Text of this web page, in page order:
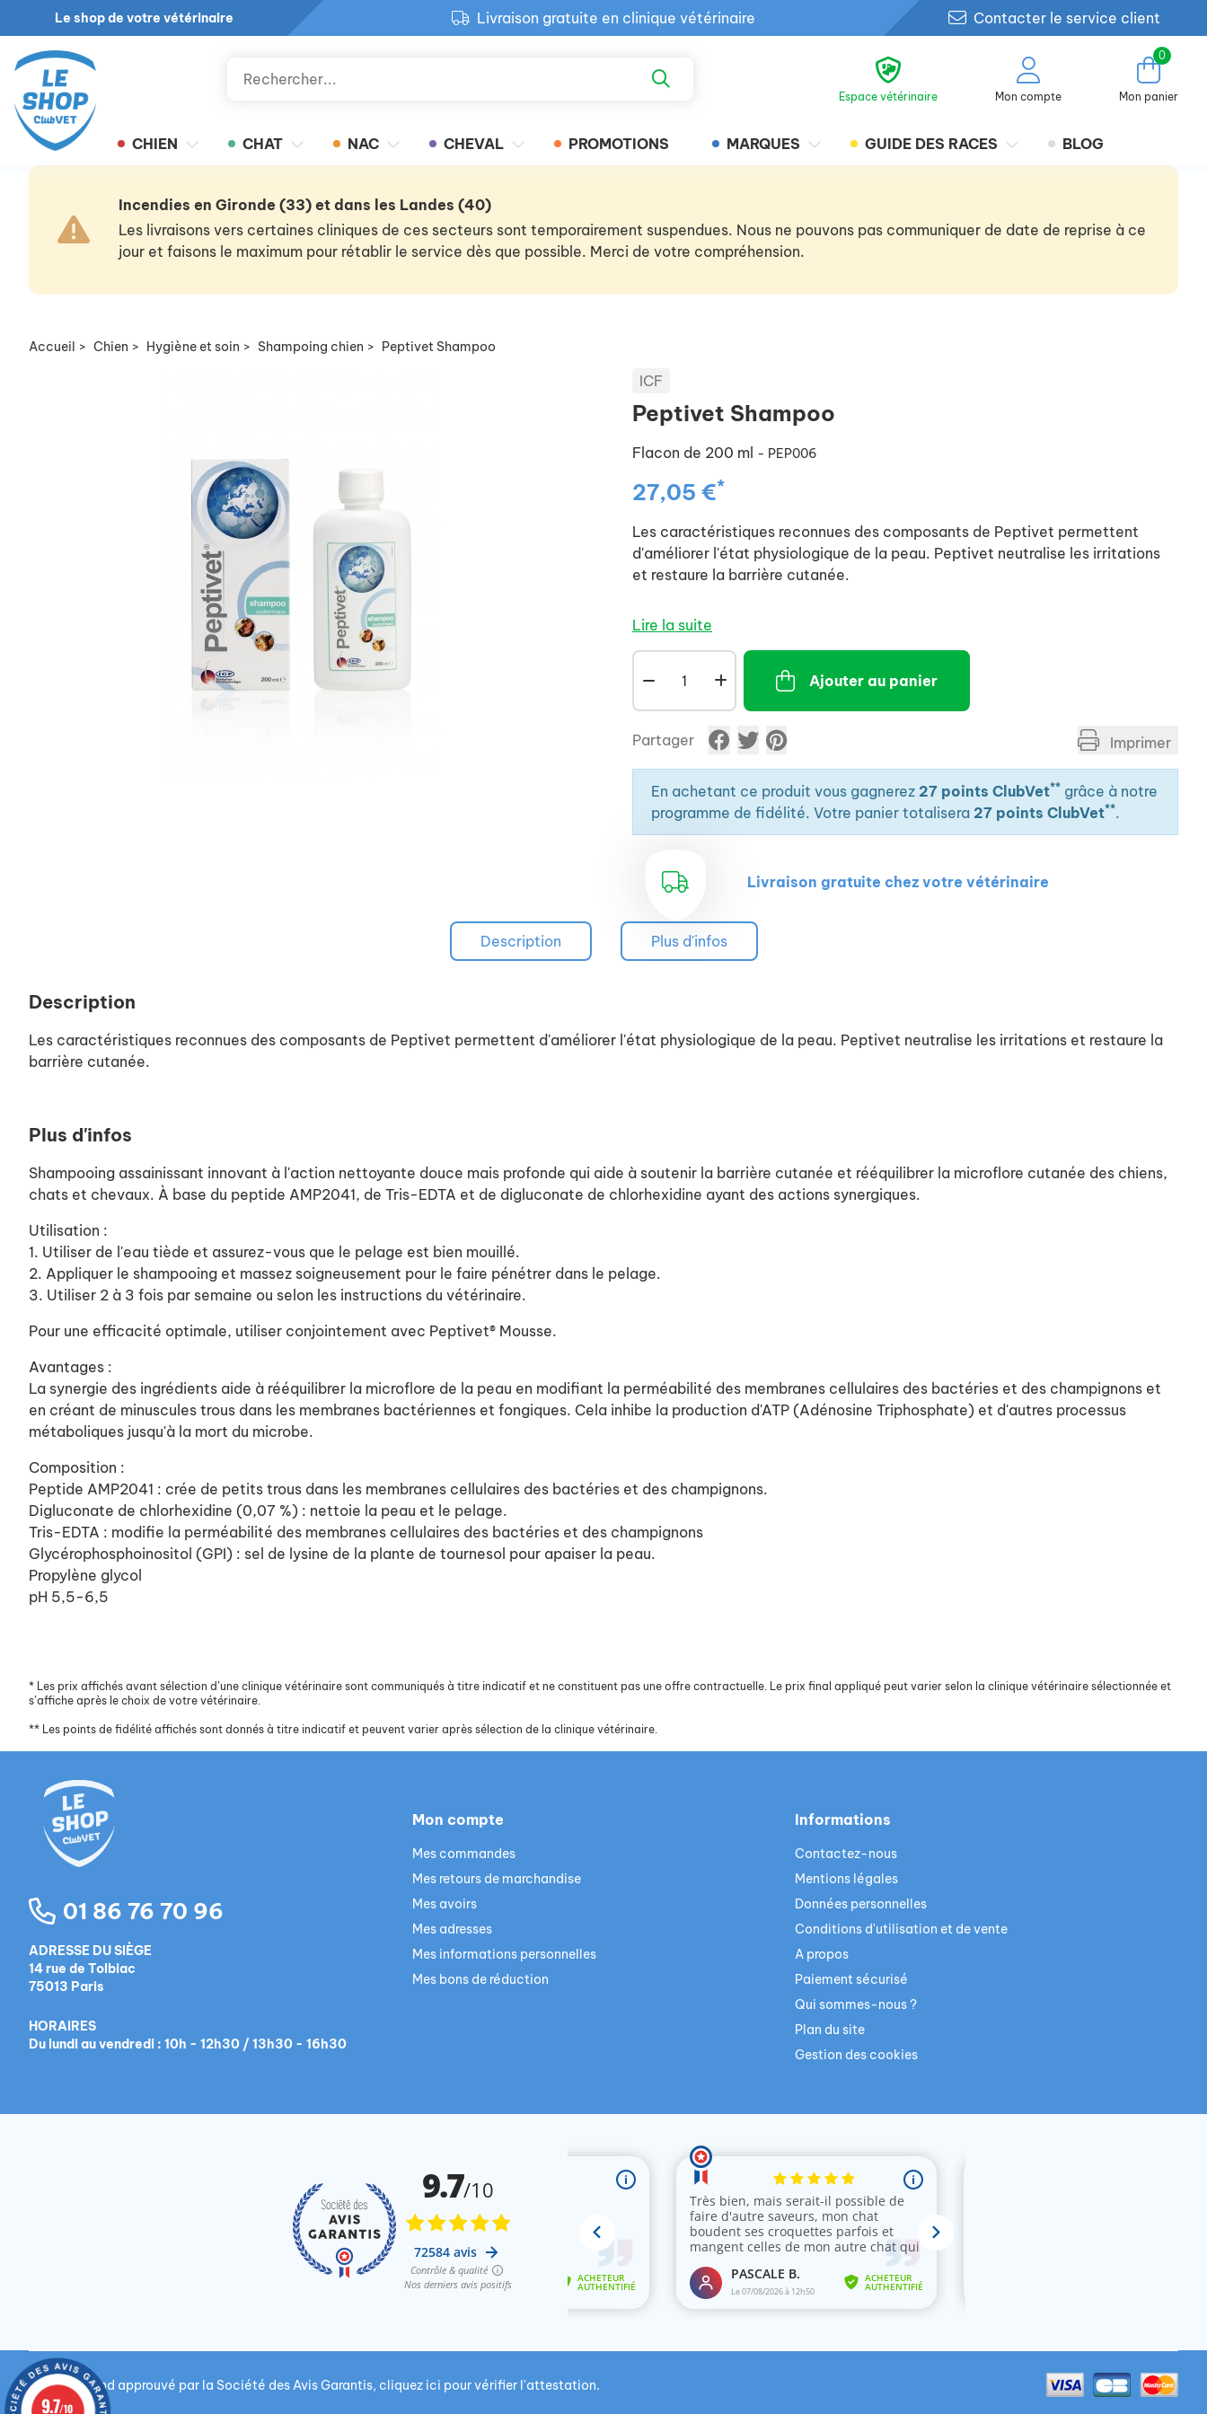
Le shop de votre vétérinaire
Livraison gratuite en clinique vétérinaire
Retour produit gratuit en clinique
Contacter le service client
Espace vétérinaire Mon compte
0
Mon panier
CHIEN CHAT NAC CHEVAL PROMOTIONS MARQUES GUIDE DES RACES BLOG
Incendies en Gironde (33) et dans les Landes (40)
Les livraisons vers certaines cliniques de ces secteurs sont temporairement suspendues. Nous ne pouvons pas communiquer de date de reprise à ce
jour et faisons le maximum pour rétablir le service dès que possible. Merci de votre compréhension.
Accueil > Chien > Hygiène et soin > Shampoing chien > Peptivet Shampoo
ICF
Peptivet Shampoo
Flacon de 200 ml - PEP006
27,05 €*
Les caractéristiques reconnues des composants de Peptivet permettent
d'améliorer l'état physiologique de la peau. Peptivet neutralise les irritations
et restaure la barrière cutanée.
Lire la suite
Ajouter au panier
Partager Imprimer
En achetant ce produit vous gagnerez 27 points ClubVet** grâce à notre
programme de fidélité. Votre panier totalisera 27 points ClubVet**.
Livraison gratuite chez votre vétérinaire
Description Plus d'infos
Description
Les caractéristiques reconnues des composants de Peptivet permettent d'améliorer l'état physiologique de la peau. Peptivet neutralise les irritations et restaure la
barrière cutanée.
Plus d'infos
Shampooing assainissant innovant à l'action nettoyante douce mais profonde qui aide à soutenir la barrière cutanée et rééquilibrer la microflore cutanée des chiens,
chats et chevaux. À base du peptide AMP2041, de Tris-EDTA et de digluconate de chlorhexidine ayant des actions synergiques.
Utilisation :
1. Utiliser de l'eau tiède et assurez-vous que le pelage est bien mouillé.
2. Appliquer le shampooing et massez soigneusement pour le faire pénétrer dans le pelage.
3. Utiliser 2 à 3 fois par semaine ou selon les instructions du vétérinaire.
Pour une efficacité optimale, utiliser conjointement avec Peptivet® Mousse.
Avantages :
La synergie des ingrédients aide à rééquilibrer la microflore de la peau en modifiant la perméabilité des membranes cellulaires des bactéries et des champignons et
en créant de minuscules trous dans les membranes bactériennes et fongiques. Cela inhibe la production d'ATP (Adénosine Triphosphate) et d'autres processus
métaboliques jusqu'à la mort du microbe.
Composition :
Peptide AMP2041 : crée de petits trous dans les membranes cellulaires des bactéries et des champignons.
Digluconate de chlorhexidine (0,07 %) : nettoie la peau et le pelage.
Tris-EDTA : modifie la perméabilité des membranes cellulaires des bactéries et des champignons
Glycérophosphoinositol (GPI) : sel de lysine de la plante de tournesol pour apaiser la peau.
Propylène glycol
pH 5,5-6,5
* Les prix affichés avant sélection d’une clinique vétérinaire sont communiqués à titre indicatif et ne constituent pas une offre contractuelle. Le prix final appliqué peut varier selon la clinique vétérinaire sélectionnée et
s’affiche après le choix de votre vétérinaire.
** Les points de fidélité affichés sont donnés à titre indicatif et peuvent varier après sélection de la clinique vétérinaire.
01 86 76 70 96
ADRESSE DU SIÈGE
14 rue de Tolbiac
75013 Paris
HORAIRES
Du lundi au vendredi : 10h - 12h30 / 13h30 - 16h30
Mon compte
Mes commandes
Mes retours de marchandise
Mes avoirs
Mes adresses
Mes informations personnelles
Mes bons de réduction
Informations
Contactez-nous
Mentions légales
Données personnelles
Conditions d'utilisation et de vente
A propos
Paiement sécurisé
Qui sommes-nous ?
Plan du site
Gestion des cookies
Marchand approuvé par la Société des Avis Garantis, cliquez ici pour vérifier l'attestation.
9.7/10